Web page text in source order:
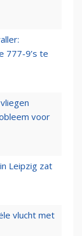
777-9’s te
voor
Leipzig zat
vlucht met